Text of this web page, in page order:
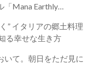
「Mana Earthly
” イタリアの郷土料理
る幸せな生き方
いて。朝日をただ見に